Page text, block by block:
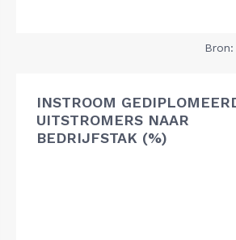
INSTROOM
UITSTROMERS NAAR
BEDRIJFSTAK (%)